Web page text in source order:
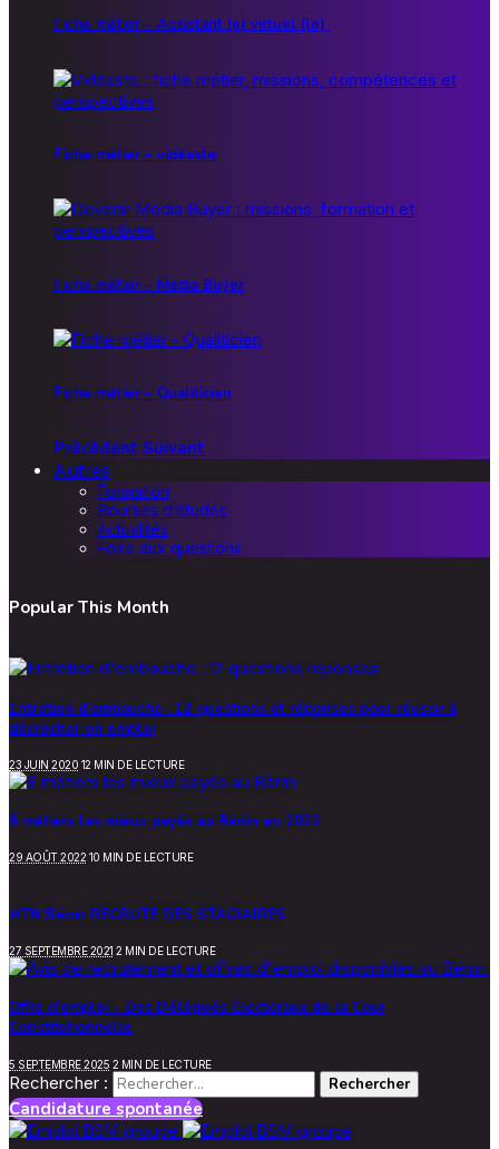
Fiche métier – Assistant (e) virtuel (le)
Fiche métier – vidéaste
Fiche métier – Media Buyer
Fiche métier – Qualiticien
Précédent Suivant
Autres
Formation
Bourses d’études
Actualités
Foire aux questions
Popular This Month
Entretien d’embauche : 12 questions et réponses pour réussir à
décrocher un emploi
23 JUIN 2020 12 MIN DE LECTURE
8 métiers les mieux payés au Bénin en 2022
29 AOÛT 2022 10 MIN DE LECTURE
MTN Bénin RECRUTE DES STAGIAIRES
27 SEPTEMBRE 2021 2 MIN DE LECTURE
Offre d’emploi – Des Délégués Électoraux de la Cour
Constitutionnelle
5 SEPTEMBRE 2025 2 MIN DE LECTURE
Rechercher :
Candidature spontanée